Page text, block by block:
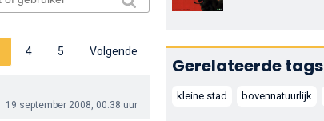
4 5 Volgende
19 september 2008, 00:38 uur
Gerelateerde tags
kleine stad bovennatuurlijk